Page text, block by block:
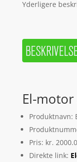
Yderligere
El-
Produktnavn:
Pris: kr.
Direkte link: